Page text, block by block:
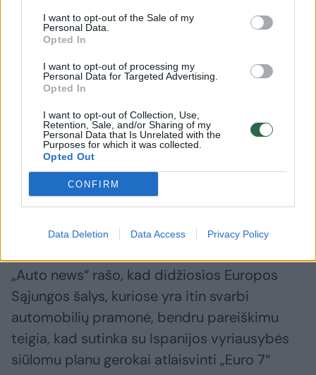
I want to opt-out of the Sale of my
Personal Data.
Opted In
I want to opt-out of processing my
Personal Data for Targeted Advertising.
Opted In
I want to opt-out of Collection, Use,
Retention, Sale, and/or Sharing of my
Personal Data that Is Unrelated with the
Purposes for which it was collected.
Opted Out
CONFIRM
Data Deletion Data Access Privacy Policy
Pavyzdžiui, „Škoda“ jau pagrasino, kad jeigu
planuotos, jie iš karto nutrauks naujų „Fabia“,
„Scala“ ir „Kamiq“ modelių partijas.
Galutinė „Euro 7“ redakcija privalo būti
priimta iki šių metų galo. Laiko lieka vis
mažiau, Europos Komisija delsia, o
automobilių gamintojų puolimas prieš ją tik
didėja.
„Auto news“ rašo, kad didžiosios Europos
Sąjungos šalys, kuriose yra itin svarbi
automobilių pramonė, bendru pareiškimu
teigia, kad sutinka su Ispanijos vyriausybės
siūlomu planu gerokai atlaisvinti „Euro 7“